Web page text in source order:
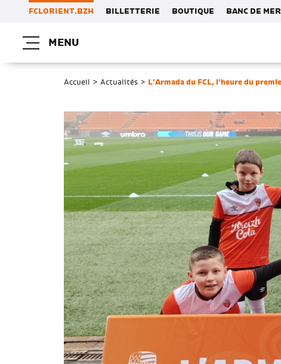
FCLORIENT.BZH BILLETTERIE BOUTIQUE BANC DE
MENU
Accueil > Actualités > L’Armada du FCL, l’heure du